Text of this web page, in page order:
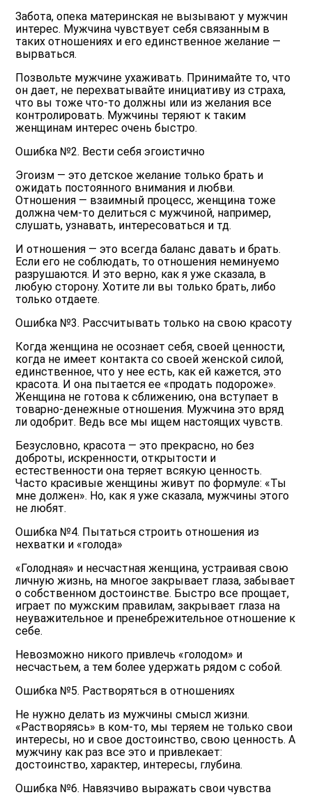
Забота, опека материнская не вызывают у мужчин
интерес. Мужчина чувствует себя связанным в
таких отношениях и его единственное желание —
вырваться.
Позвольте мужчине ухаживать. Принимайте то, что
он дает, не перехватывайте инициативу из страха,
что вы тоже что-то должны или из желания все
контролировать. Мужчины теряют к таким
женщинам интерес очень быстро.
Ошибка №2. Вести себя эгоистично
Эгоизм — это детское желание только брать и
ожидать постоянного внимания и любви.
Отношения — взаимный процесс, женщина тоже
должна чем-то делиться с мужчиной, например,
слушать, узнавать, интересоваться и тд.
И отношения — это всегда баланс давать и брать.
Если его не соблюдать, то отношения неминуемо
разрушаются. И это верно, как я уже сказала, в
любую сторону. Хотите ли вы только брать, либо
только отдаете.
Ошибка №3. Рассчитывать только на свою красоту
Когда женщина не осознает себя, своей ценности,
когда не имеет контакта со своей женской силой,
единственное, что у нее есть, как ей кажется, это
красота. И она пытается ее «продать подороже».
Женщина не готова к сближению, она вступает в
товарно-денежные отношения. Мужчина это вряд
ли одобрит. Ведь все мы ищем настоящих чувств.
Безусловно, красота — это прекрасно, но без
доброты, искренности, открытости и
естественности она теряет всякую ценность.
Часто красивые женщины живут по формуле: «Ты
мне должен». Но, как я уже сказала, мужчины этого
не любят.
Ошибка №4. Пытаться строить отношения из
нехватки и «голода»
«Голодная» и несчастная женщина, устраивая свою
личную жизнь, на многое закрывает глаза, забывает
о собственном достоинстве. Быстро все прощает,
играет по мужским правилам, закрывает глаза на
неуважительное и пренебрежительное отношение к
себе.
Невозможно никого привлечь «голодом» и
несчастьем, а тем более удержать рядом с собой.
Ошибка №5. Растворяться в отношениях
Не нужно делать из мужчины смысл жизни.
«Растворяясь» в ком-то, мы теряем не только свои
интересы, но и свое достоинство, свою ценность. А
мужчину как раз все это и привлекает:
достоинство, характер, интересы, глубина.
Ошибка №6. Навязчиво выражать свои чувства